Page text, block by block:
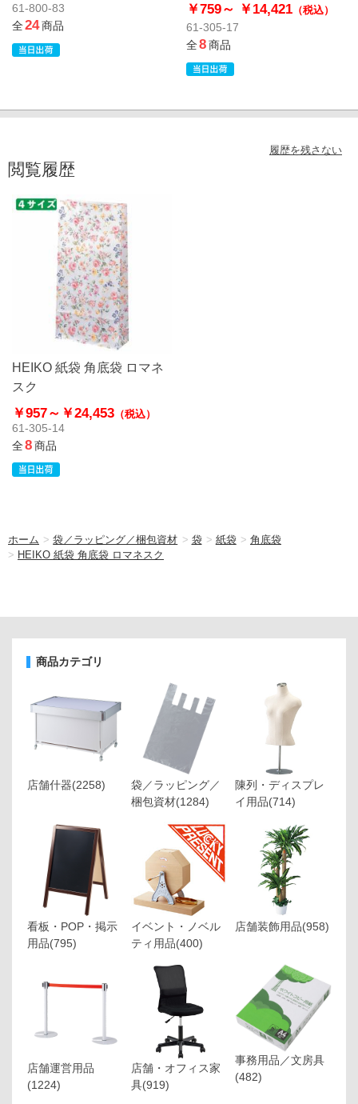
61-800-83
全24商品
￥759～ ￥14,421（税込）
61-305-17
全8商品
履歴を残さない
閲覧履歴
HEIKO 紙袋 角底袋 ロマネ
スク
￥957～ ￥24,453 （税込）
61-305-14
全8商品
ホーム >袋／ラッピング／梱包資材 > 袋 > 紙袋 > 角底袋
> HEIKO 紙袋 角底袋 ロマネスク
商品カテゴリ
店舗什器(2258)
袋／ラッピング／
梱包資材(1284)
陳列・ディスプレ
イ用品(714)
看板・POP・掲示
用品(795)
イベント・ノベル
ティ用品(400)
店舗装飾用品(958)
店舗運営用品
(1224)
店舗・オフィス家
具(919)
事務用品／文房具
(482)